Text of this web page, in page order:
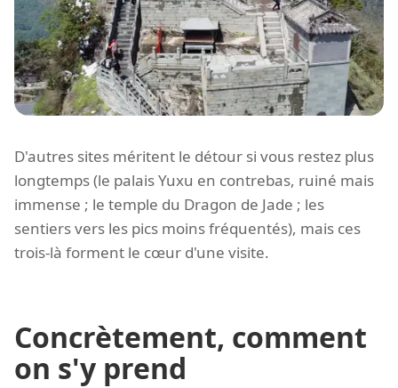
D'autres sites méritent le détour si vous restez plus
longtemps (le palais Yuxu en contrebas, ruiné mais
immense ; le temple du Dragon de Jade ; les
sentiers vers les pics moins fréquentés), mais ces
trois-là forment le cœur d'une visite.
Concrètement, comment
on s'y prend